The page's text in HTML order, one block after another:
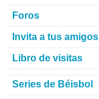
Foros
Invita a tus amigos
Libro de visitas
Series de Béisbol